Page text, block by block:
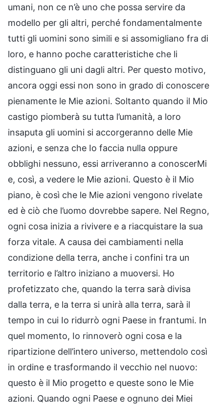
umani, non ce n’è uno che possa servire da
modello per gli altri, perché fondamentalmente
tutti gli uomini sono simili e si assomigliano fra di
loro, e hanno poche caratteristiche che li
distinguano gli uni dagli altri. Per questo motivo,
ancora oggi essi non sono in grado di conoscere
pienamente le Mie azioni. Soltanto quando il Mio
castigo piomberà su tutta l’umanità, a loro
insaputa gli uomini si accorgeranno delle Mie
azioni, e senza che Io faccia nulla oppure
obblighi nessuno, essi arriveranno a conoscerMi
e, così, a vedere le Mie azioni. Questo è il Mio
piano, è così che le Mie azioni vengono rivelate
ed è ciò che l’uomo dovrebbe sapere. Nel Regno,
ogni cosa inizia a rivivere e a riacquistare la sua
forza vitale. A causa dei cambiamenti nella
condizione della terra, anche i confini tra un
territorio e l’altro iniziano a muoversi. Ho
profetizzato che, quando la terra sarà divisa
dalla terra, e la terra si unirà alla terra, sarà il
tempo in cui Io ridurrò ogni Paese in frantumi. In
quel momento, Io rinnoverò ogni cosa e la
ripartizione dell’intero universo, mettendolo così
in ordine e trasformando il vecchio nel nuovo:
questo è il Mio progetto e queste sono le Mie
azioni. Quando ogni Paese e ognuno dei Miei